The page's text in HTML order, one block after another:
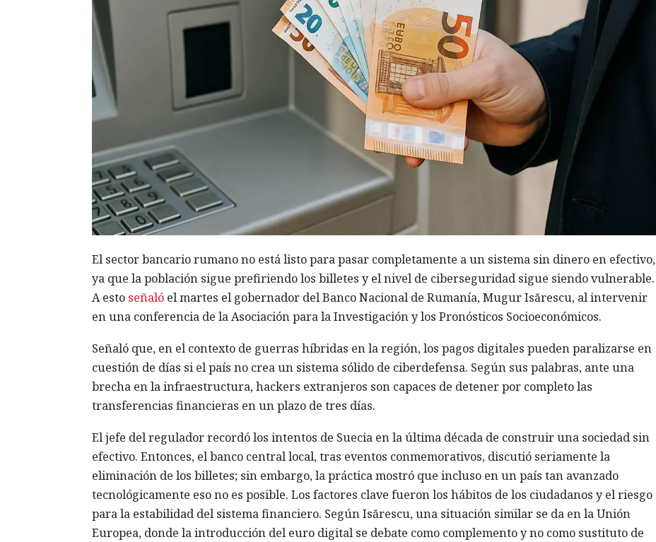
El sector bancario rumano no está listo para pasar completamente a un sistema sin dinero en efectivo,
ya que la población sigue prefiriendo los billetes y el nivel de ciberseguridad sigue siendo vulnerable.
A esto señalóel martes el gobernador del Banco Nacional de Rumanía, Mugur Isărescu, al intervenir
en una conferencia de la Asociación para la Investigación y los Pronósticos Socioeconómicos.
Señaló que, en el contexto de guerras híbridas en la región, los pagos digitales pueden paralizarse en
cuestión de días si el país no crea un sistema sólido de ciberdefensa. Según sus palabras, ante una
brecha en la infraestructura, hackers extranjeros son capaces de detener por completo las
transferencias financieras en un plazo de tres días.
El jefe del regulador recordó los intentos de Suecia en la última década de construir una sociedad sin
efectivo. Entonces, el banco central local, tras eventos conmemorativos, discutió seriamente la
eliminación de los billetes; sin embargo, la práctica mostró que incluso en un país tan avanzado
tecnológicamente eso no es posible. Los factores clave fueron los hábitos de los ciudadanos y el riesgo
para la estabilidad del sistema financiero. Según Isărescu, una situación similar se da en la Unión
Europea, donde la introducción del euro digital se debate como complemento y no como sustituto de